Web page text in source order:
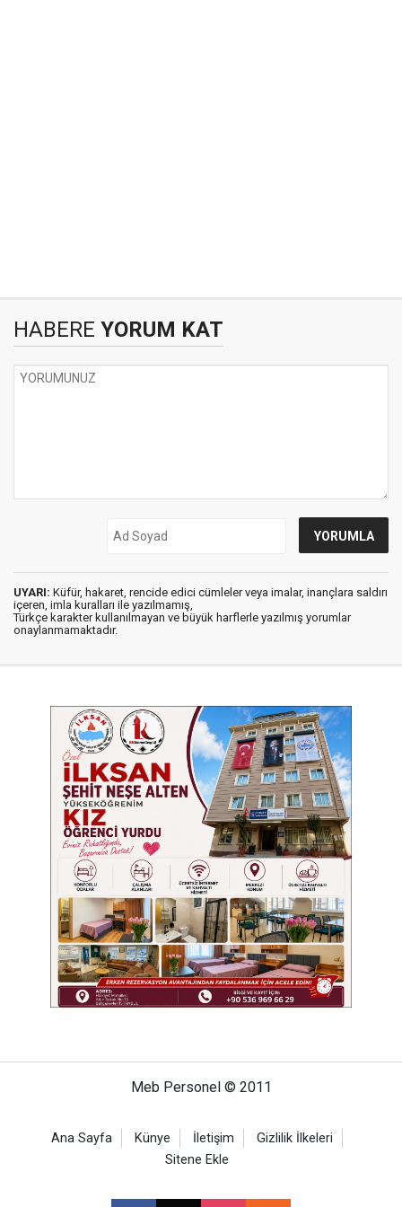
HABERE YORUM KAT
UYARI: Küfür, hakaret, rencide edici cümleler veya imalar, inançlara saldırı
içeren, imla kuralları ile yazılmamış,
Türkçe karakter kullanılmayan ve büyük harflerle yazılmış yorumlar
onaylanmamaktadır.
Meb Personel © 2011
Ana Sayfa Künye İletişim
Gizlilik İlkeleri
Sitene Ekle